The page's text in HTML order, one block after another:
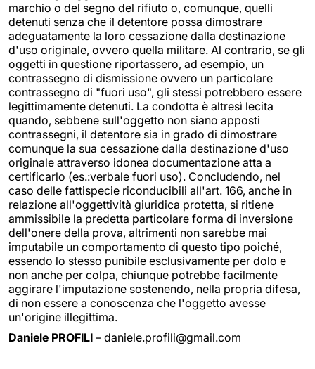
marchio o del segno del rifiuto o, comunque, quelli
detenuti senza che il detentore possa dimostrare
adeguatamente la loro cessazione dalla destinazione
d'uso originale, ovvero quella militare. Al contrario, se gli
oggetti in questione riportassero, ad esempio, un
contrassegno di dismissione ovvero un particolare
contrassegno di "fuori uso", gli stessi potrebbero essere
legittimamente detenuti. La condotta è altresì lecita
quando, sebbene sull'oggetto non siano apposti
contrassegni, il detentore sia in grado di dimostrare
comunque la sua cessazione dalla destinazione d'uso
originale attraverso idonea documentazione atta a
certificarlo (es.:verbale fuori uso). Concludendo, nel
caso delle fattispecie riconducibili all'art. 166, anche in
relazione all'oggettività giuridica protetta, si ritiene
ammissibile la predetta particolare forma di inversione
dell'onere della prova, altrimenti non sarebbe mai
imputabile un comportamento di questo tipo poiché,
essendo lo stesso punibile esclusivamente per dolo e
non anche per colpa, chiunque potrebbe facilmente
aggirare l'imputazione sostenendo, nella propria difesa,
di non essere a conoscenza che l'oggetto avesse
un'origine illegittima.
Daniele PROFILI – daniele.profili@gmail.com